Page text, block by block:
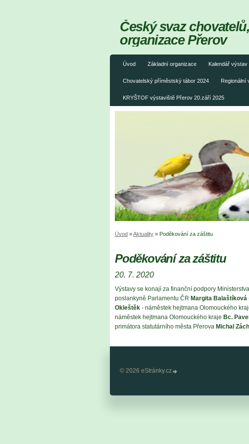
Úvod Základní organizace Kalendář výstav
Chovatelský příměstský tábor 2024 Regionální
KRYŠTOF výstaviště Přerov 20.září 2025
Český svaz
organizace Přerov
Úvod »Aktuality » Poděkování za záštitu
Poděkování za záštitu
20. 7. 2020
Výstavy se konají za finanční podpory
poslankyně Parlamentu ČR Margita Balaštíková
Okleštěk - náměstek hejtmana Olomouckého
náměstek hejtmana Olomouckého kraje Bc.
primátora statutárního města Přerova Michal
© 2026 eStránky.cz